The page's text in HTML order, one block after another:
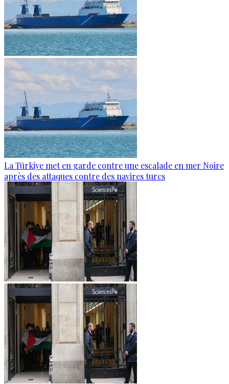
La Türkiye met en garde contre une escalade en mer Noire
après des attaques contre des navires turcs